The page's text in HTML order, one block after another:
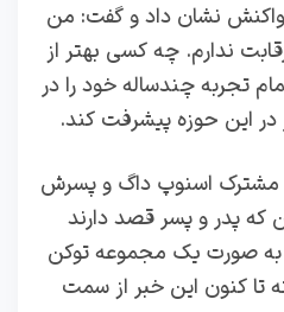
نشان داد و گفت: من
ندارم. چه کسی بهتر از
چندساله خود را در
در این حوزه پیشرفت کند.
مشترک اسنوپ داگ و پسرش
پدر و پسر قصد دارند
به صورت یک مجموعه توکن
تا کنون این خبر از سمت